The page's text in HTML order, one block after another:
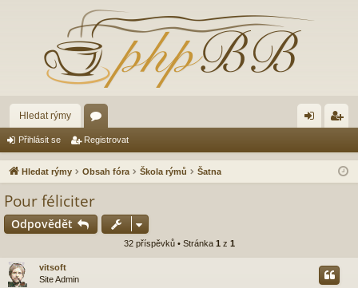
Hledat rýmy
ór
a lá ist
Přihlásit se Registrovat
Hledat rýmy Obsah fóra Škola rýmů Šatna
Pour féliciter
Odpovědět
32 příspěvků • Stránka 1 z 1
vitsoft
Site Admin